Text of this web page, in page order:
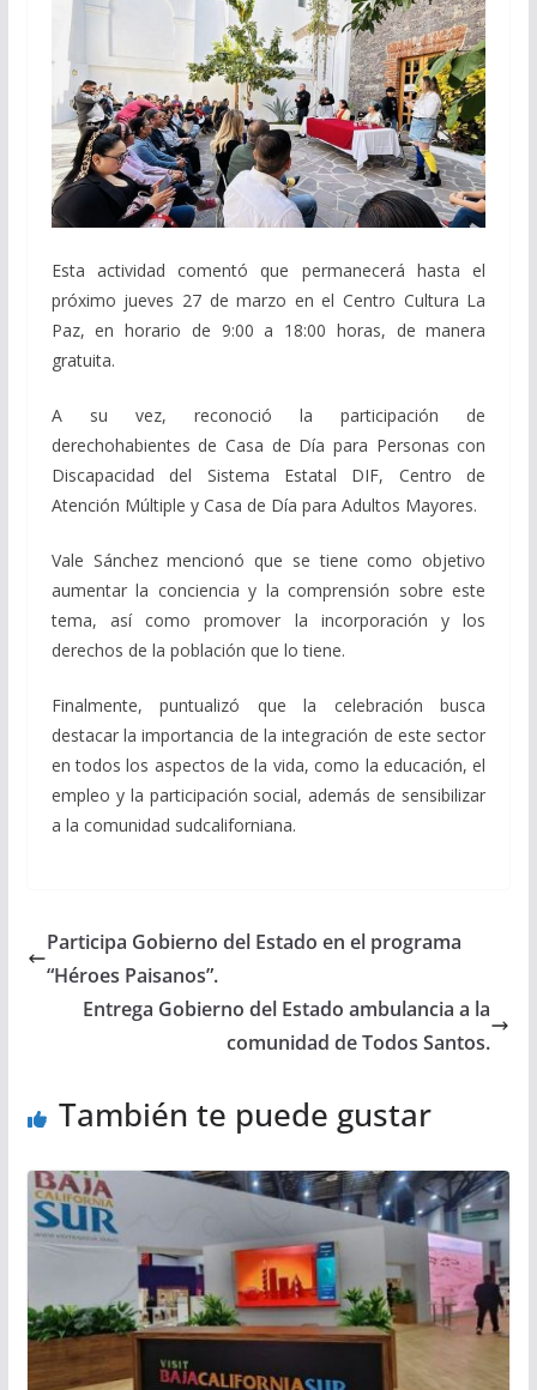
Esta actividad comentó que permanecerá hasta el
próximo jueves 27 de marzo en el Centro Cultura La
Paz, en horario de 9:00 a 18:00 horas, de manera
gratuita.
A su vez, reconoció la participación de
derechohabientes de Casa de Día para Personas con
Discapacidad del Sistema Estatal DIF, Centro de
Atención Múltiple y Casa de Día para Adultos Mayores.
Vale Sánchez mencionó que se tiene como objetivo
aumentar la conciencia y la comprensión sobre este
tema, así como promover la incorporación y los
derechos de la población que lo tiene.
Finalmente, puntualizó que la celebración busca
destacar la importancia de la integración de este sector
en todos los aspectos de la vida, como la educación, el
empleo y la participación social, además de sensibilizar
a la comunidad sudcaliforniana.
Participa Gobierno del Estado en el programa
“Héroes Paisanos”.
Entrega Gobierno del Estado ambulancia a la
comunidad de Todos Santos.
También te puede gustar